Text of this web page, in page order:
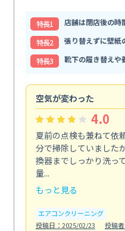
特⻑1
店舗は閉店後の時
特⻑2
張り替えずに壁紙
特⻑3
靴下の履き替えや
空気が変わった
4.0
夏前の点検も兼ねて依
分で掃除していました
換器までしっかり洗っ
量...
もっと見る
エアコンクリーニング
投稿日：2025/02/23
投稿